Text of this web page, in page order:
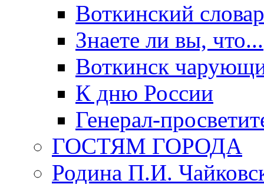
Воткинский
Знаете ли вы, что...
Воткинск
К дню России
Генерал-
ГОСТЯМ ГОРОДА
Родина П.И.